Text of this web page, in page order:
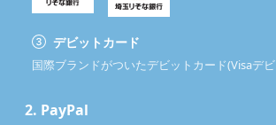
デビットカード
国際ブランドがついたデビットカード(Visaデビ
2. PayPal